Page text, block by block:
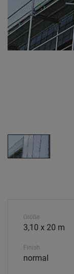
Größe
3,10 x 20 m
Finish
normal